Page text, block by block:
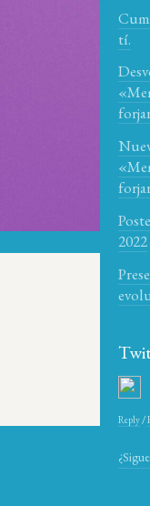
tí.
2022
Reply/